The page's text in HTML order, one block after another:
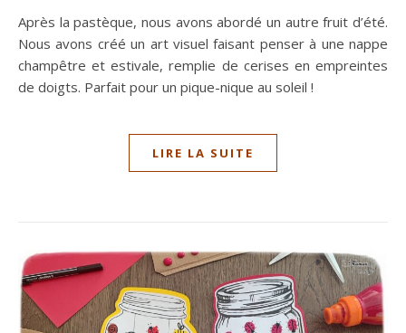
Après la pastèque, nous avons abordé un autre fruit d’été.
Nous avons créé un art visuel faisant penser à une nappe
champêtre et estivale, remplie de cerises en empreintes
de doigts. Parfait pour un pique-nique au soleil !
LIRE LA SUITE